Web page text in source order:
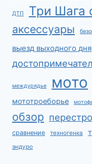
ДТП Три Шага
аксессуары
выезд выходного дня
междурядье мото
мототроеборье
обзор
сравнение техногенка
эндуро